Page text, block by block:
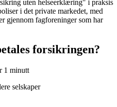
uten helseerklæring" i praksis
i det private markedet, med
gjennom fagforeninger som har
forsikringen?
1 minutt
selskaper